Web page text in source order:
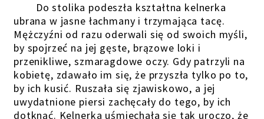
Do stolika podeszła kształtna kelnerka
ubrana w jasne łachmany i trzymająca tacę.
Mężczyźni od razu oderwali się od swoich myśli,
by spojrzeć na jej gęste, brązowe loki i
przenikliwe, szmaragdowe oczy. Gdy patrzyli na
kobietę, zdawało im się, że przyszła tylko po to,
by ich kusić. Ruszała się zjawiskowo, a jej
uwydatnione piersi zachęcały do tego, by ich
dotknąć. Kelnerka uśmiechała się tak uroczo, że